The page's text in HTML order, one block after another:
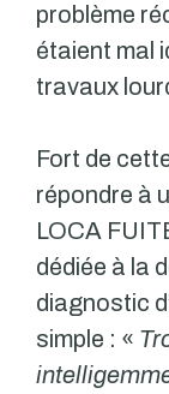
problème
étaient mal
travaux
Fort de
répondre à
LOCA
dédiée à la
diagnostic
simple : «